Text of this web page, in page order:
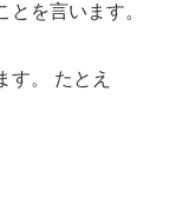
を言います。
す。 たとえ